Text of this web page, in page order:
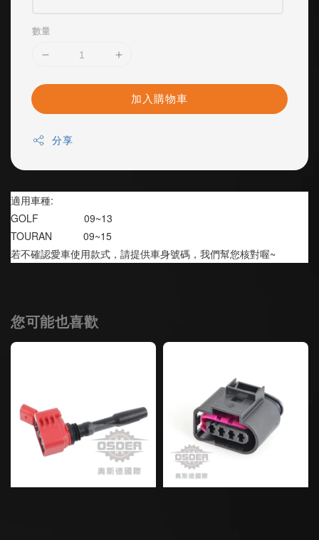
數量
加入購物車
分享
適用車種:
GOLF                09~13
TOURAN           09~15
若不確認愛車使用款式，請提供車身號碼，我們幫您核對喔~
您可能也喜歡